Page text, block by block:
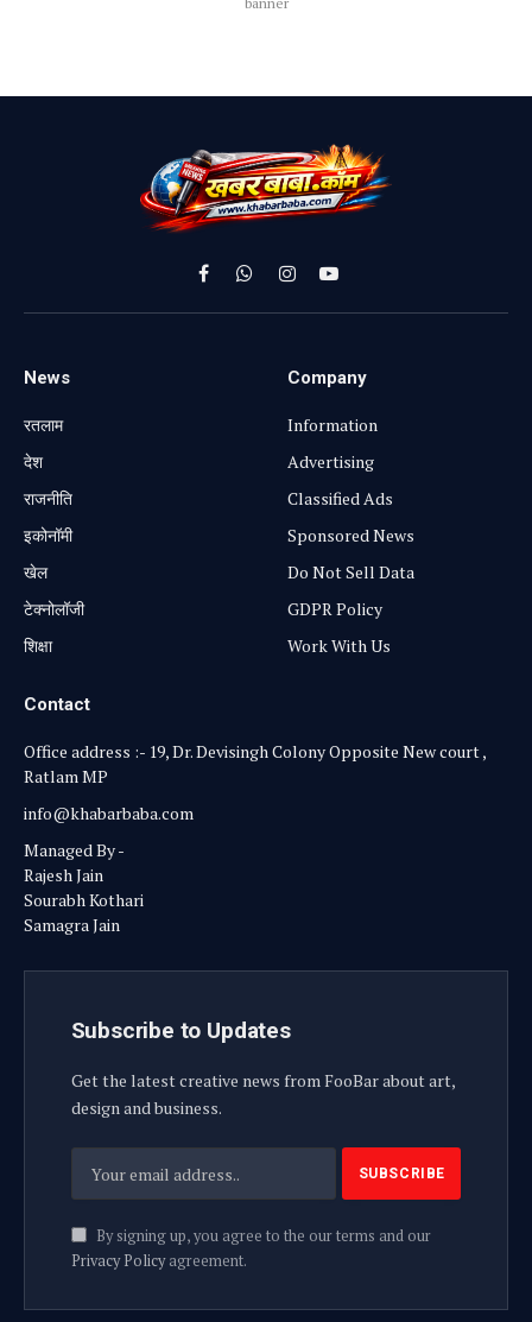
FacebookWhatsApp
InstagramYouTube
News
रतलाम
⁠देश
राजनीति
⁠इकोनॉमी
खेल
टेक्नोलॉजी
शिक्षा
Company
Information
Advertising
Classified Ads
Sponsored News
Do Not Sell Data
GDPR Policy
Work With Us
Contact
Office address :- 19, Dr. Devisingh Colony Opposite New court ,
Ratlam MP
info@khabarbaba.com
Managed By -
Rajesh Jain
Sourabh Kothari
Samagra Jain
Subscribe to Updates
Get the latest creative news from FooBar about art,
design and business.
By signing up, you agree to the our terms and our
Privacy Policyagreement.